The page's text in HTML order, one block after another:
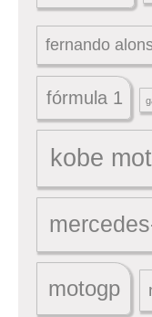
fernando
fórmula 1
kobe
motogp